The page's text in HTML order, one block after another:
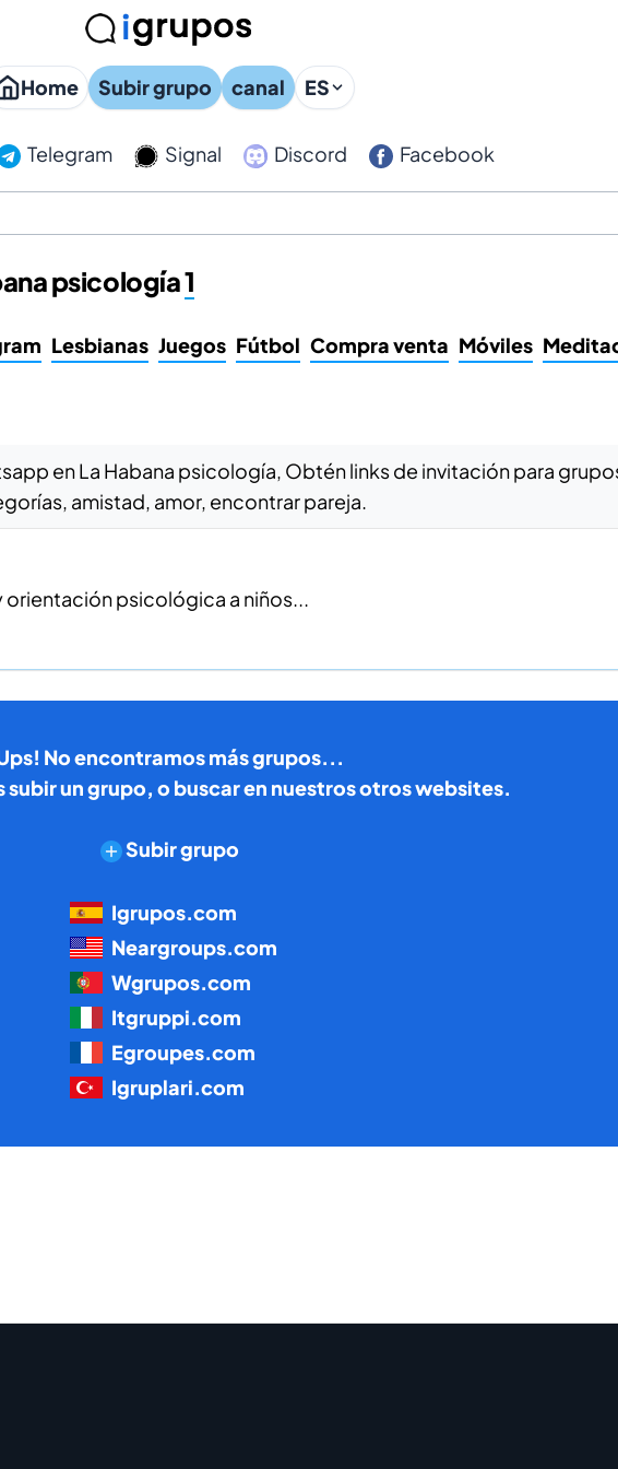
Home Subir grupo canal ES
Telegram Signal Discord Facebook
psicología1
Lesbianas Juegos Fútbol Compra venta Móviles
en La Habana psicología, Obtén links de invitación para
amistad, amor, encontrar pareja.
orientación psicológica a niños...
No encontramos más grupos...
subir un grupo, o buscar en nuestros otros websites.
Subir grupo
Igrupos.com
Neargroups.com
Wgrupos.com
Itgruppi.com
Egroupes.com
Igruplari.com